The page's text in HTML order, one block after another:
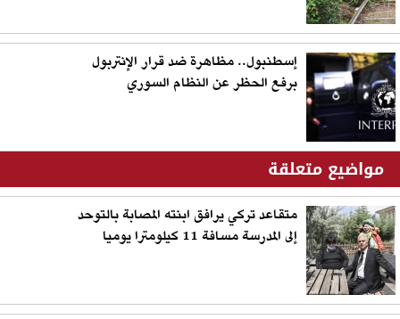
إسطنبول.. مظاهرة ضد قرار الإنتربول
برفع الحظر عن النظام السوري
مواضيع متعلقة
متقاعد تركي يرافق ابنته المصابة بالتوحد
إلى المدرسة مسافة 11 كيلومترا يوميا